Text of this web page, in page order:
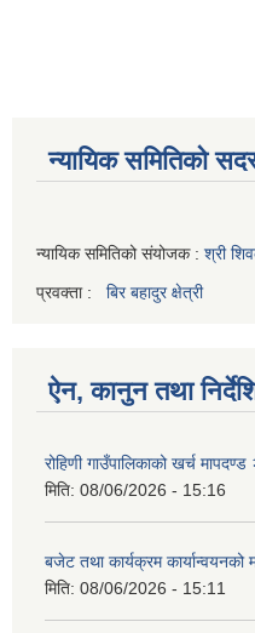
न्यायिक समितिको
न्यायिक समितिको संयोजक : श्री
प्रवक्ता : बिर बहादुर क्षेत्री
ऐन, कानुन तथा
रोहिणी गाउँपालिकाको खर्च
मिति: 08/06/2026 - 15:16
बजेट तथा कार्यक्रम कार्यान्वयनको
मिति: 08/06/2026 - 15:11